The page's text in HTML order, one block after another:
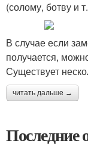
(солому, ботву и
В случае если
получается,
Существует
читать дальше →
Последние